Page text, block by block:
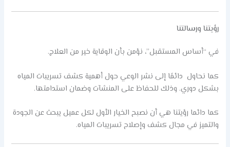
رؤيتنا ورسالتنا
في “أساس المستقبل”، نؤمن بأن الوقاية خير من العلاج.
كما نحاول دائمًا إلى نشر الوعي حول أهمية كشف تسريبات المياه
بشكل دوري. وذلك للحفاظ على المنشآت وضمان استدامتها.
كما دائما رؤيتنا هي أن نصبح الخيار الأول لكل عميل يبحث عن الجودة
والتميز في مجال كشف وإصلاح تسريبات المياه.